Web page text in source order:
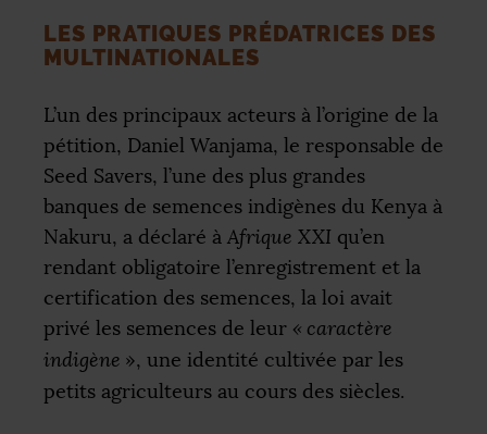
LES PRATIQUES PRÉDATRICES DES
MULTINATIONALES
L’un des principaux acteurs à l’origine de la
pétition, Daniel Wanjama, le responsable de
Seed Savers, l’une des plus grandes
banques de semences indigènes du Kenya à
Nakuru, a déclaré à Afrique XXI qu’en
rendant obligatoire l’enregistrement et la
certification des semences, la loi avait
privé les semences de leur « caractère
indigène », une identité cultivée par les
petits agriculteurs au cours des siècles.